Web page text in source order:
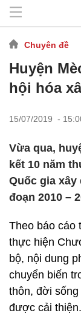
Chuyên đề
Huyện
hội hóa
15/07/2019 -
Vừa qua,
kết 10 năm
Quốc gia xây
đoạn 2010 –
Theo báo cáo
thực hiện
bộ, nội dung
chuyển biến
thôn, đời
được cải thiện.